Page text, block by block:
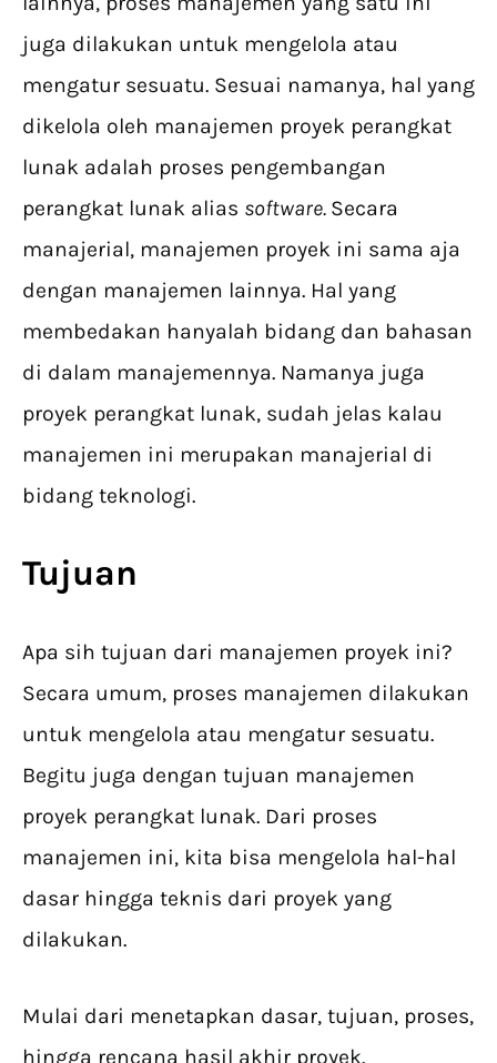
juga dilakukan untuk mengelola atau
mengatur sesuatu. Sesuai namanya, hal yang
dikelola oleh manajemen proyek perangkat
lunak adalah proses pengembangan
perangkat lunak alias software. Secara
manajerial, manajemen proyek ini sama aja
dengan manajemen lainnya. Hal yang
membedakan hanyalah bidang dan bahasan
di dalam manajemennya. Namanya juga
proyek perangkat lunak, sudah jelas kalau
manajemen ini merupakan manajerial di
bidang teknologi.
Tujuan
Apa sih tujuan dari manajemen proyek ini?
Secara umum, proses manajemen dilakukan
untuk mengelola atau mengatur sesuatu.
Begitu juga dengan tujuan manajemen
proyek perangkat lunak. Dari proses
manajemen ini, kita bisa mengelola hal-hal
dasar hingga teknis dari proyek yang
dilakukan.
Mulai dari menetapkan dasar, tujuan, proses,
hingga rencana hasil akhir proyek.